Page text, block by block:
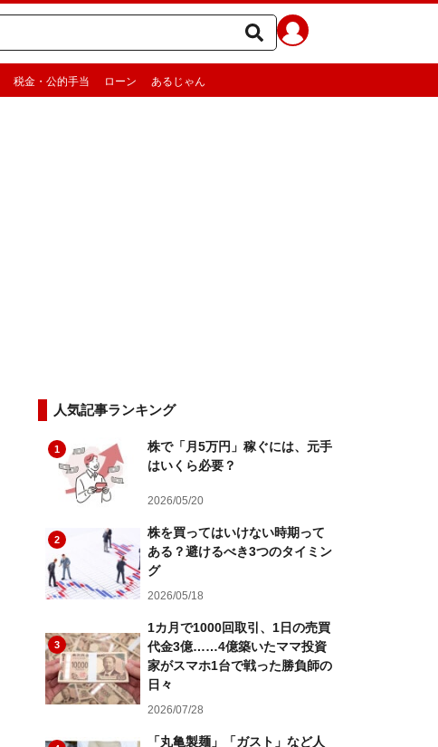
税金・公的手当 ローン あるじゃん
人気記事ランキング
1
株で「月5万円」稼ぐには、元手
はいくら必要？
2026/05/20
2
株を買ってはいけない時期って
ある？避けるべき3つのタイミン
グ
2026/05/18
3
1カ月で1000回取引、1日の売買
代金3億……4億築いたママ投資
家がスマホ1台で戦った勝負師の
日々
2026/07/28
「丸亀製麺」「ガスト」など人